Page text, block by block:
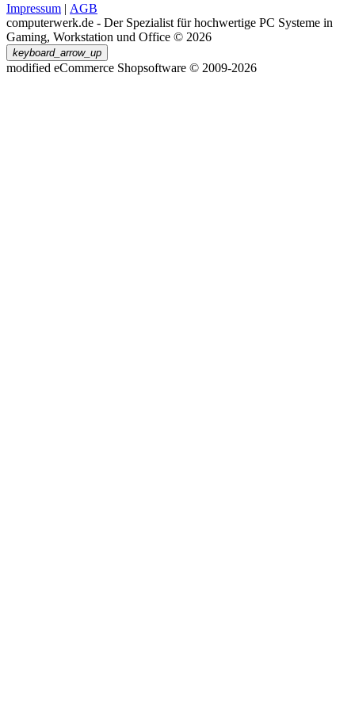
Impressum | AGB
computerwerk.de - Der Spezialist für hochwertige PC Systeme in
Gaming, Workstation und Office © 2026
keyboard_arrow_up
modified eCommerce Shopsoftware © 2009-2026